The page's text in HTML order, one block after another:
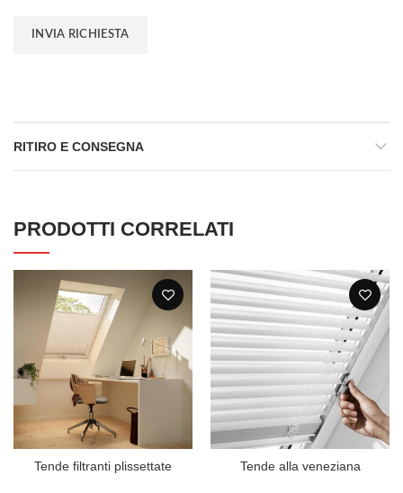
RITIRO E CONSEGNA
PRODOTTI CORRELATI
Tende filtranti plissettate Tende alla veneziana